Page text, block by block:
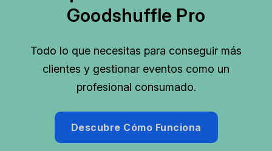
Goodshuffle Pro
Todo lo que necesitas para conseguir más
clientes y gestionar eventos como un
profesional consumado.
Descubre Cómo Funciona